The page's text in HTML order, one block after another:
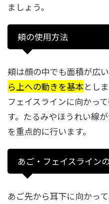
ましょう。
頬の使用方法
頬は顔の中でも面積が広い
ら上への動きを基本とし
フェイスラインに向かっ
す。たるみやほうれい線
を重点的に行います。
あご・フェイスライン
あご先から耳下に向かっ